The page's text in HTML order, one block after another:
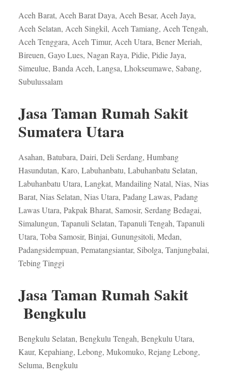
Aceh Barat, Aceh Barat Daya, Aceh Besar, Aceh Jaya,
Aceh Selatan, Aceh Singkil, Aceh Tamiang, Aceh Tengah,
Aceh Tenggara, Aceh Timur, Aceh Utara, Bener Meriah,
Bireuen, Gayo Lues, Nagan Raya, Pidie, Pidie Jaya,
Simeulue, Banda Aceh, Langsa, Lhokseumawe, Sabang,
Subulussalam
Jasa Taman Rumah Sakit
Sumatera Utara
Asahan, Batubara, Dairi, Deli Serdang, Humbang
Hasundutan, Karo, Labuhanbatu, Labuhanbatu Selatan,
Labuhanbatu Utara, Langkat, Mandailing Natal, Nias, Nias
Barat, Nias Selatan, Nias Utara, Padang Lawas, Padang
Lawas Utara, Pakpak Bharat, Samosir, Serdang Bedagai,
Simalungun, Tapanuli Selatan, Tapanuli Tengah, Tapanuli
Utara, Toba Samosir, Binjai, Gunungsitoli, Medan,
Padangsidempuan, Pematangsiantar, Sibolga, Tanjungbalai,
Tebing Tinggi
Jasa Taman Rumah Sakit
Bengkulu
Bengkulu Selatan, Bengkulu Tengah, Bengkulu Utara,
Kaur, Kepahiang, Lebong, Mukomuko, Rejang Lebong,
Seluma, Bengkulu